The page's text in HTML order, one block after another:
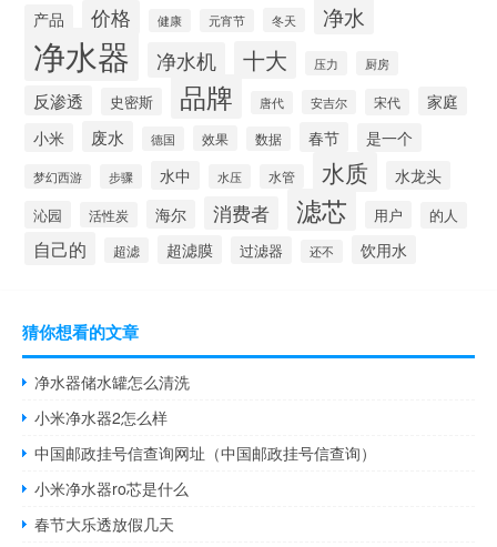
产品 价格 健康 元宵节 冬天 净水
净水器 净水机 十大 压力 厨房
反渗透 史密斯 品牌 唐代 安吉尔 宋代
家庭
小米
废水 德国 效果 数据 春节 是一个
梦幻西游 步骤 水中 水压 水管 水质 水龙头
沁园 活性炭 海尔 消费者 滤芯 用户 的人
自己的 超滤 超滤膜 过滤器 还不 饮用水
猜你想看的文章
净水器储水罐怎么清洗
小米净水器2怎么样
中国邮政挂号信查询网址（中国邮政挂号信查询）
小米净水器ro芯是什么
春节大乐透放假几天